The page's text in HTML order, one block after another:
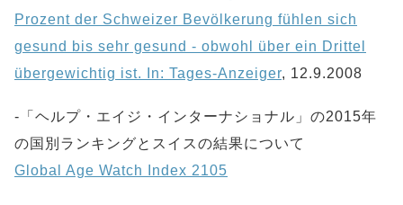
Prozent der Schweizer Bevölkerung fühlen sich
gesund bis sehr gesund - obwohl über ein Drittel
übergewichtig ist. In: Tages-Anzeiger, 12.9.2008
-「ヘルプ・エイジ・インターナショナル」の2015年
の国別ランキングとスイスの結果について
Global Age Watch Index 2105